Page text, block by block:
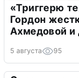
«Триггерю
Гордон
Ахмедовой и
5 августа 95